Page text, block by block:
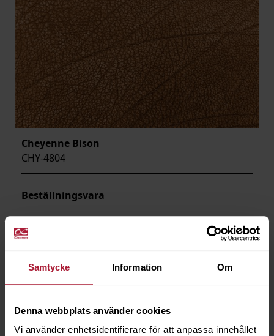
Samtycke Information Om
Denna webbplats använder cookies
Vi använder enhetsidentifierare för att anpassa innehållet
Cheyenne Bison
CHY-4804
Beställningsvara